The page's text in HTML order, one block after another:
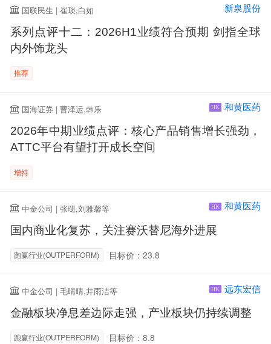
国联民生 | 崔琰,白如 新泉股份
系列点评十二：2026H1业绩符合预期 剑指全球
内外饰龙头
推荐
国海证券 | 曹泽运,韩乐 HK 和黄医药
2026年中期业绩点评：核心产品销售增长强劲，
ATTC平台有望打开成长空间
增持
中金公司 | 张琎,刘雅馨等 HK 和黄医药
国内商业化复苏，关注赛沃替尼海外进展
跑赢行业(OUTPERFORM) 目标价：23.8
中金公司 | 毛晴晴,井雨洁等 HK 远东宏信
金融板块净息差边际走强，产业板块仍持续调整
跑赢行业(OUTPERFORM) 目标价：8.8